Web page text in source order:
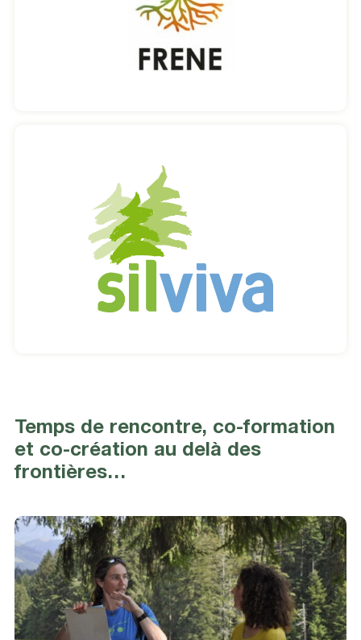
Temps de rencontre, co-formation
et co-création au delà des
frontières…